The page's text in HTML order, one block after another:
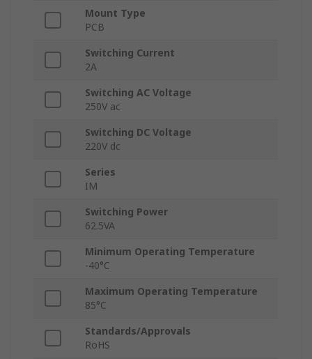
Mount Type
PCB
Switching Current
2A
Switching AC Voltage
250V ac
Switching DC Voltage
220V dc
Series
IM
Switching Power
62.5VA
Minimum Operating Temperature
-40°C
Maximum Operating Temperature
85°C
Standards/Approvals
RoHS